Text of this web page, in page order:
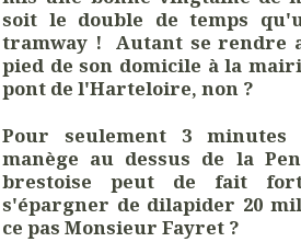
soit le double de temps
tramway ! Autant se rendre
pied de son domicile à la
pont de l'Harteloire, non ?
Pour seulement 3
manège au dessus de la
brestoise peut de fait fort
s'épargner de dilapider 20
ce pas Monsieur Fayret ?